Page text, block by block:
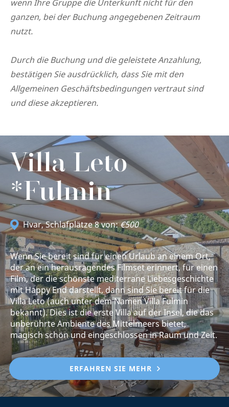
wenn Ihre Gruppe die Unterkunft nicht für den
ganzen, bei der Buchung angegebenen Zeitraum
nutzt.
Durch die Buchung und die geleistete Anzahlung,
bestätigen Sie ausdrücklich, dass Sie mit den
Allgemeinen Geschäftsbedingungen vertraut sind
und diese akzeptieren.
Villa Leto
*Fulmin
Hvar, Schlafplätze 8 von:€500
Wenn Sie bereit sind für einen Urlaub an einem Ort,
der an ein herausragendes Filmset erinnert, für einen
Film, der die schönste mediterrane Liebesgeschichte
mit Happy End darstellt, dann sind Sie bereit für die
Villa Leto (auch unter dem Namen Villa Fulmin
bekannt). Dies ist die erste Villa auf der Insel, die das
unberührte Ambiente des Mittelmeers bietet,
magisch schön und eingeschlossen in Raum und Zeit.
ERFAHREN SIE MEHR